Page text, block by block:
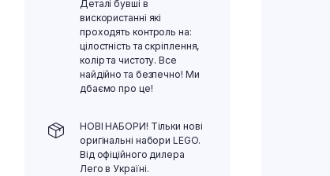
Деталі бувші в
вискористанні які
проходять контроль на:
цілостність та скріплення,
колір та чистоту. Все
найдійно та безпечно! Ми
дбаємо про це!
НОВІ НАБОРИ! Тільки нові
оригінальні набори LEGO.
Від офіційного дилера
Лего в Україні.